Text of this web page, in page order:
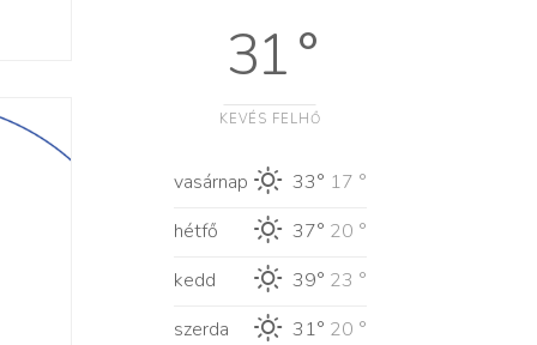
31 °
KEVÉS FELHŐ
vasárnap 33° 17 °
hétfő
37° 20 °
kedd
39° 23 °
szerda
31° 20 °